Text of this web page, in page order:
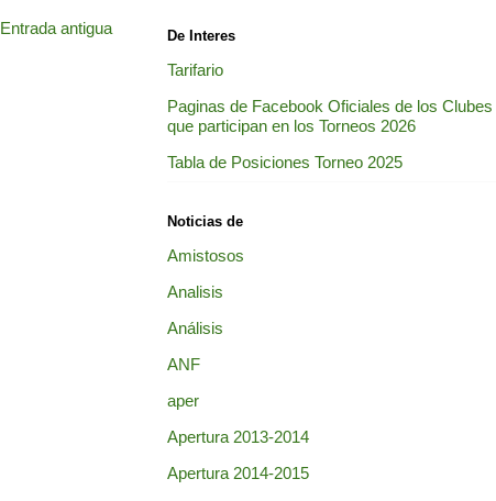
Entrada antigua De Interes
Tarifario
Paginas de Facebook Oficiales de los Clubes
que participan en los Torneos 2026
Tabla de Posiciones Torneo 2025
Noticias de
Amistosos
Analisis
Análisis
ANF
aper
Apertura 2013-2014
Apertura 2014-2015